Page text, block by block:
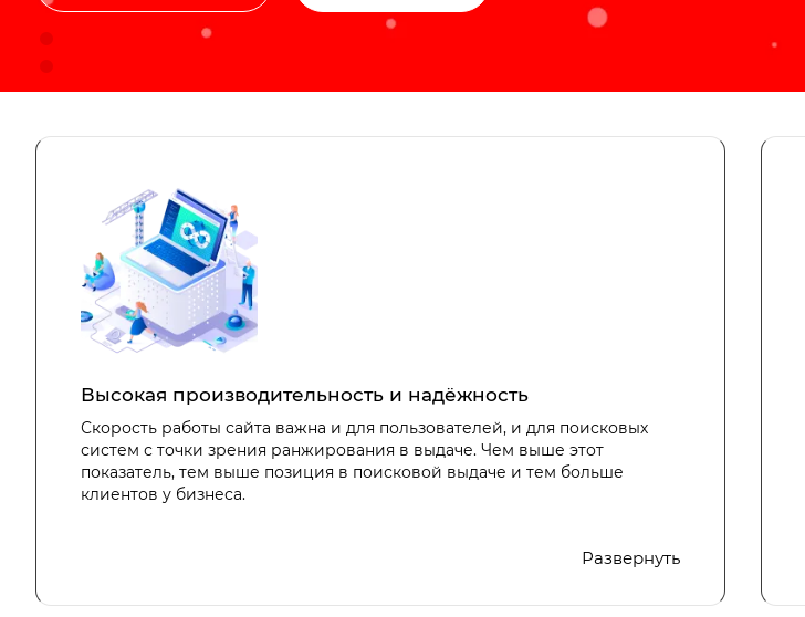
Высокая производительность и надёжность
Скорость работы сайта важна и для пользователей, и для поисковых
систем с точки зрения ранжирования в выдаче. Чем выше этот
показатель, тем выше позиция в поисковой выдаче и тем больше
клиентов у бизнеса.
Разработчики регулярно проводят нагрузочные тестирования,
Развернуть